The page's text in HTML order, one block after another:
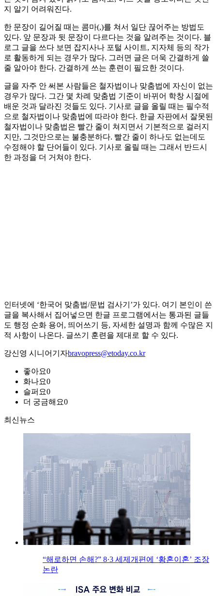
지 알기 어려워진다.
한 문장이 길어질 때는 콤마(,)를 쳐서 일단 끊어주는 방법도
있다. 앞 문장과 뒷 문장이 다르다는 것을 알려주는 것이다. 블
로그 글을 쓰다 보면 잡지사나 포털 사이트, 지자체 등의 작가
로 활동하게 되는 경우가 많다. 그러면 글은 더욱 간결하게 쓸
줄 알아야 한다. 간결하게 쓰는 훈련이 필요한 것이다.
글을 자주 안 써본 사람들은 철자법이나 맞춤법에 자신이 없는
경우가 많다. 그간 몇 차례 맞춤법 기준이 바뀌어 학창 시절에
배운 것과 달라진 것들도 있다. 기사로 글을 올릴 때는 필수적
으로 철자법이나 맞춤법에 따라야 한다. 한글 자판에서 잘못된
철자법이나 맞춤법은 빨간 줄이 쳐지면서 기본적으로 걸러지
지만, 그것만으로는 불충분하다. 빨간 줄이 하나도 없는데도
수정해야 할 단어들이 있다. 기사로 올릴 때는 그래서 반드시
한 과정을 더 거쳐야 한다.
인터넷에 ‘한국어 맞춤법/문법 검사기’가 있다. 여기 본인이 쓴
글을 복사해서 집어넣으면 한글 프로그램에서는 통과된 글들
도 행정 순화 용어, 띄어쓰기 등, 자세한 설명과 함께 수많은 지
적 사항이 나온다. 글쓰기 훈련을 제대로 할 수 있다.
강신영 시니어기자bravopress@etoday.co.kr
좋아요0
화나요0
슬퍼요0
더 궁금해요0
최신뉴스
“해로하면 손해?” 8·3 세제개편에 ‘황혼이혼’ 조장
논란